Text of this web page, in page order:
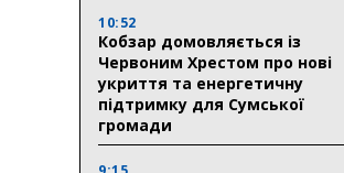
10:52
Кобзар домовляється із
Червоним Хрестом про нові
укриття та енергетичну
підтримку для Сумської
громади